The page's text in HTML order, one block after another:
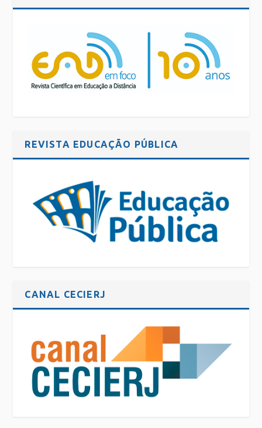
REVISTA EDUCAÇÃO PÚBLICA
CANAL CECIERJ